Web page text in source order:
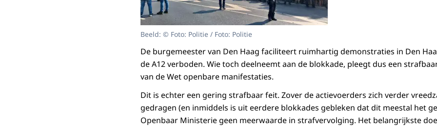
Beeld: © Foto: Politie / Foto: Politie
De burgemeester van Den Haag faciliteert ruimhartig demonstraties in Den
de A12 verboden. Wie toch deelneemt aan de blokkade, pleegt dus een
van de Wet openbare manifestaties.
Dit is echter een gering strafbaar feit. Zover de actievoerders zich verder
gedragen (en inmiddels is uit eerdere blokkades gebleken dat dit meestal het
Openbaar Ministerie geen meerwaarde in strafvervolging. Het belangrijkste